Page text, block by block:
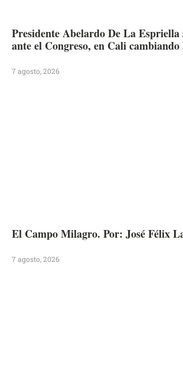
Presidente Abelardo De La Espriella
ante el Congreso, en Cali
7 agosto, 2026
El Campo Milagro. Por: José Félix
7 agosto, 2026